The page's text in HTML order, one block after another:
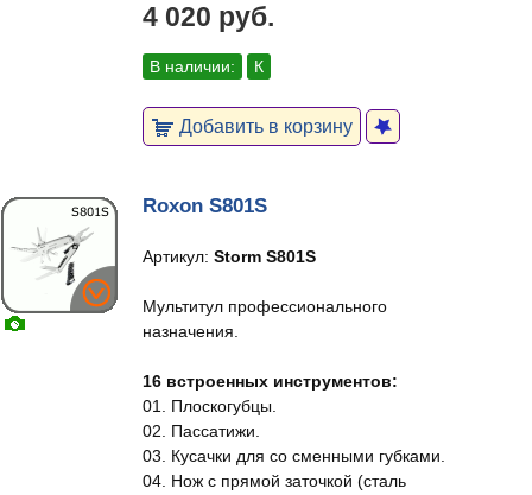
4 020 руб.
В наличии: К
Добавить в корзину
Roxon S801S
Артикул: Storm S801S
Мультитул профессионального
назначения.
16 встроенных инструментов:
01. Плоскогубцы.
02. Пассатижи.
03. Кусачки для со сменными губками.
04. Нож с прямой заточкой (сталь